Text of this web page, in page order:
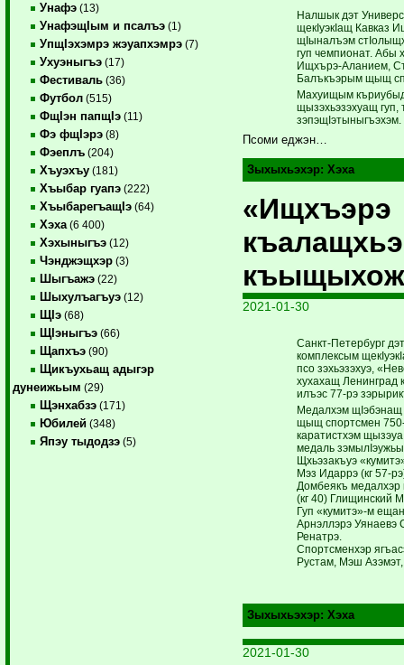
Унафэ (13)
УнафэщIым и псалъэ (1)
УпщIэхэмрэ жэуапхэмрэ (7)
Ухуэныгъэ (17)
Фестиваль (36)
Футбол (515)
ФщIэн папщIэ (11)
Фэ фщIэрэ (8)
Фэеплъ (204)
Хъуэхъу (181)
Хъыбар гуапэ (222)
ХъыбарегъащIэ (64)
Хэха (6 400)
Хэхыныгъэ (12)
Чэнджэщхэр (3)
Шыгъажэ (22)
Шыхулъагъуэ (12)
ЩIэ (68)
ЩIэныгъэ (66)
Щапхъэ (90)
Щикъухьащ адыгэр
дунеижьым (29)
Щэнхабзэ (171)
Юбилей (348)
Япэу тыдодзэ (5)
Налшык дэт
щекIуэкIащ Кавказ
щIыналъэм
гуп чемпионат. Абы
Ищхърэ-Аланием,
Балъкъэрым щыщ
Махуищым
щызэхьэзэхуащ гуп,
зэпэщIэтыныгъэ­хэм.
Псоми еджэн…
Зыхыхьэхэр: Хэха
«Ищхъэрэ
2021-01-30
Санкт-Петербург
комплексым
псо зэхьэзэхуэ,
хухахащ Ленинград
илъэс 77-рэ
Медалхэм
щыщ спортсмен
каратистхэм
медаль
Щхьэзакъуэ
Мэз Идаррэ (кг 57-
Домбеякъ
(кг 40) Глищинский
Гуп «кумитэ»-м
Арнэллэрэ Уянаевэ
Ренатрэ.
Спортсменхэр
Рустам, Мэш
Зыхыхьэхэр: Хэха
2021-01-30